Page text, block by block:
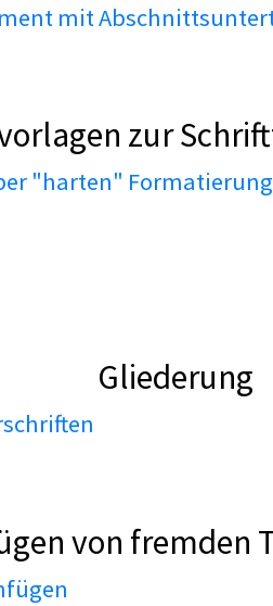
mit
zur
"harten"
Gliederung
von fremden